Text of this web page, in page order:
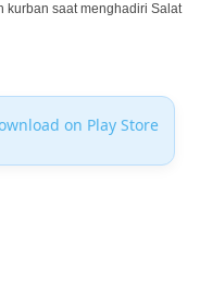
kurban saat menghadiri Salat